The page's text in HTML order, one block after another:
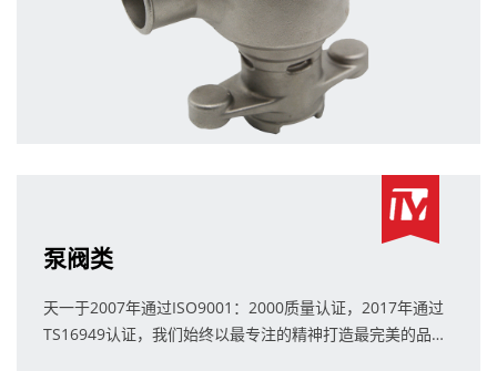
泵阀类
天一于2007年通过ISO9001：2000质量认证，2017年通过
TS16949认证，我们始终以最专注的精神打造最完美的品